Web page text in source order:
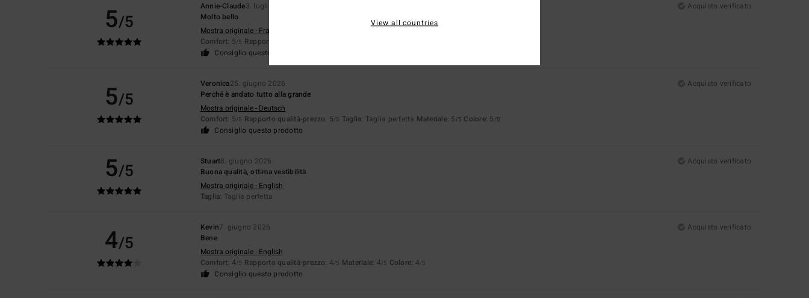
5/5
Annie-Claude3. luglio 2026
Acquisto verificato
Molto bello
Mostra originale - Français
Comfort: 5/5 Rapporto qualità-prezzo
Consiglio questo prodotto
5/5
Veronica25. giugno 2026
Acquisto verificato
Perché è andato tutto alla grande
Mostra originale - Deutsch
Comfort: 5/5 Rapporto qualità-prezzo: 5/5 Taglia: Taglia perfetta Materiale: 5 /5 Colore: 5 /5
Consiglio questo prodotto
5/5 Stuart8. giugno 2026
Acquisto verificato
Buona qualità, ottima vestibilità
Mostra originale - English
Taglia: Taglia perfetta
4/5
Kevin7. giugno 2026
Acquisto verificato
Bene
Mostra originale - English
Comfort: 4/5 Rapporto qualità-prezzo: 4/5 Materiale: 4/5 Colore: 4/5
Consiglio questo prodotto
View all countries